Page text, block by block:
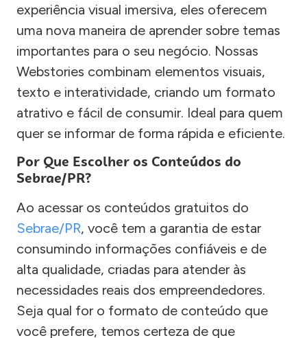
experiência visual imersiva, eles oferecem
uma nova maneira de aprender sobre temas
importantes para o seu negócio. Nossas
Webstories combinam elementos visuais,
texto e interatividade, criando um formato
atrativo e fácil de consumir. Ideal para quem
quer se informar de forma rápida e eficiente.
Por Que Escolher os Conteúdos do
Sebrae/PR?
Ao acessar os conteúdos gratuitos do
Sebrae/PR, você tem a garantia de estar
consumindo informações confiáveis e de
alta qualidade, criadas para atender às
necessidades reais dos empreendedores.
Seja qual for o formato de conteúdo que
você prefere, temos certeza de que